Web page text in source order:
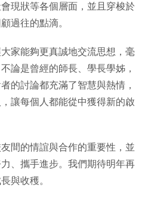
現狀等各個層面，並且穿梭於
過往的點滴。
家能夠更真誠地交流思想，毫
論是曾經的師長、學長學姊，
的討論都充滿了智慧與熱情，
讓每個人都能從中獲得新的啟
間的情誼與合作的重要性，並
、攜手進步。我們期待明年再
與收穫。